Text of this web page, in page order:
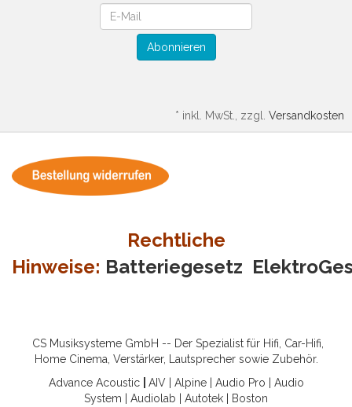
Abonnieren
* inkl. MwSt., zzgl. Versandkosten
Rechtliche
Hinweise: Batteriegesetz
CS Musiksysteme GmbH -- Der Spezialist für Hifi, Car-Hifi,
Home Cinema, Verstärker, Lautsprecher sowie Zubehör.
Advance Acoustic
AIV| Alpine| Audio Pro
Audio
System
Audiolab Autotek
Boston